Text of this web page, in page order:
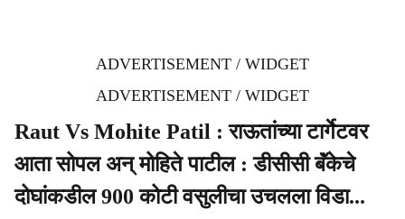
ADVERTISEMENT / WIDGET
ADVERTISEMENT / WIDGET
Raut Vs Mohite Patil : राऊतांच्या टार्गेटवर
आता सोपल अन्‌ मोहिते पाटील : डीसीसी बॅंकेचे
दोघांकडील 900 कोटी वसुलीचा उचलला विडा...